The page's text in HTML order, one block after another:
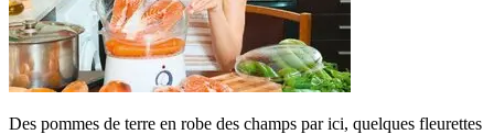
Des pommes de terre en robe des champs par ici, quelques fleurettes